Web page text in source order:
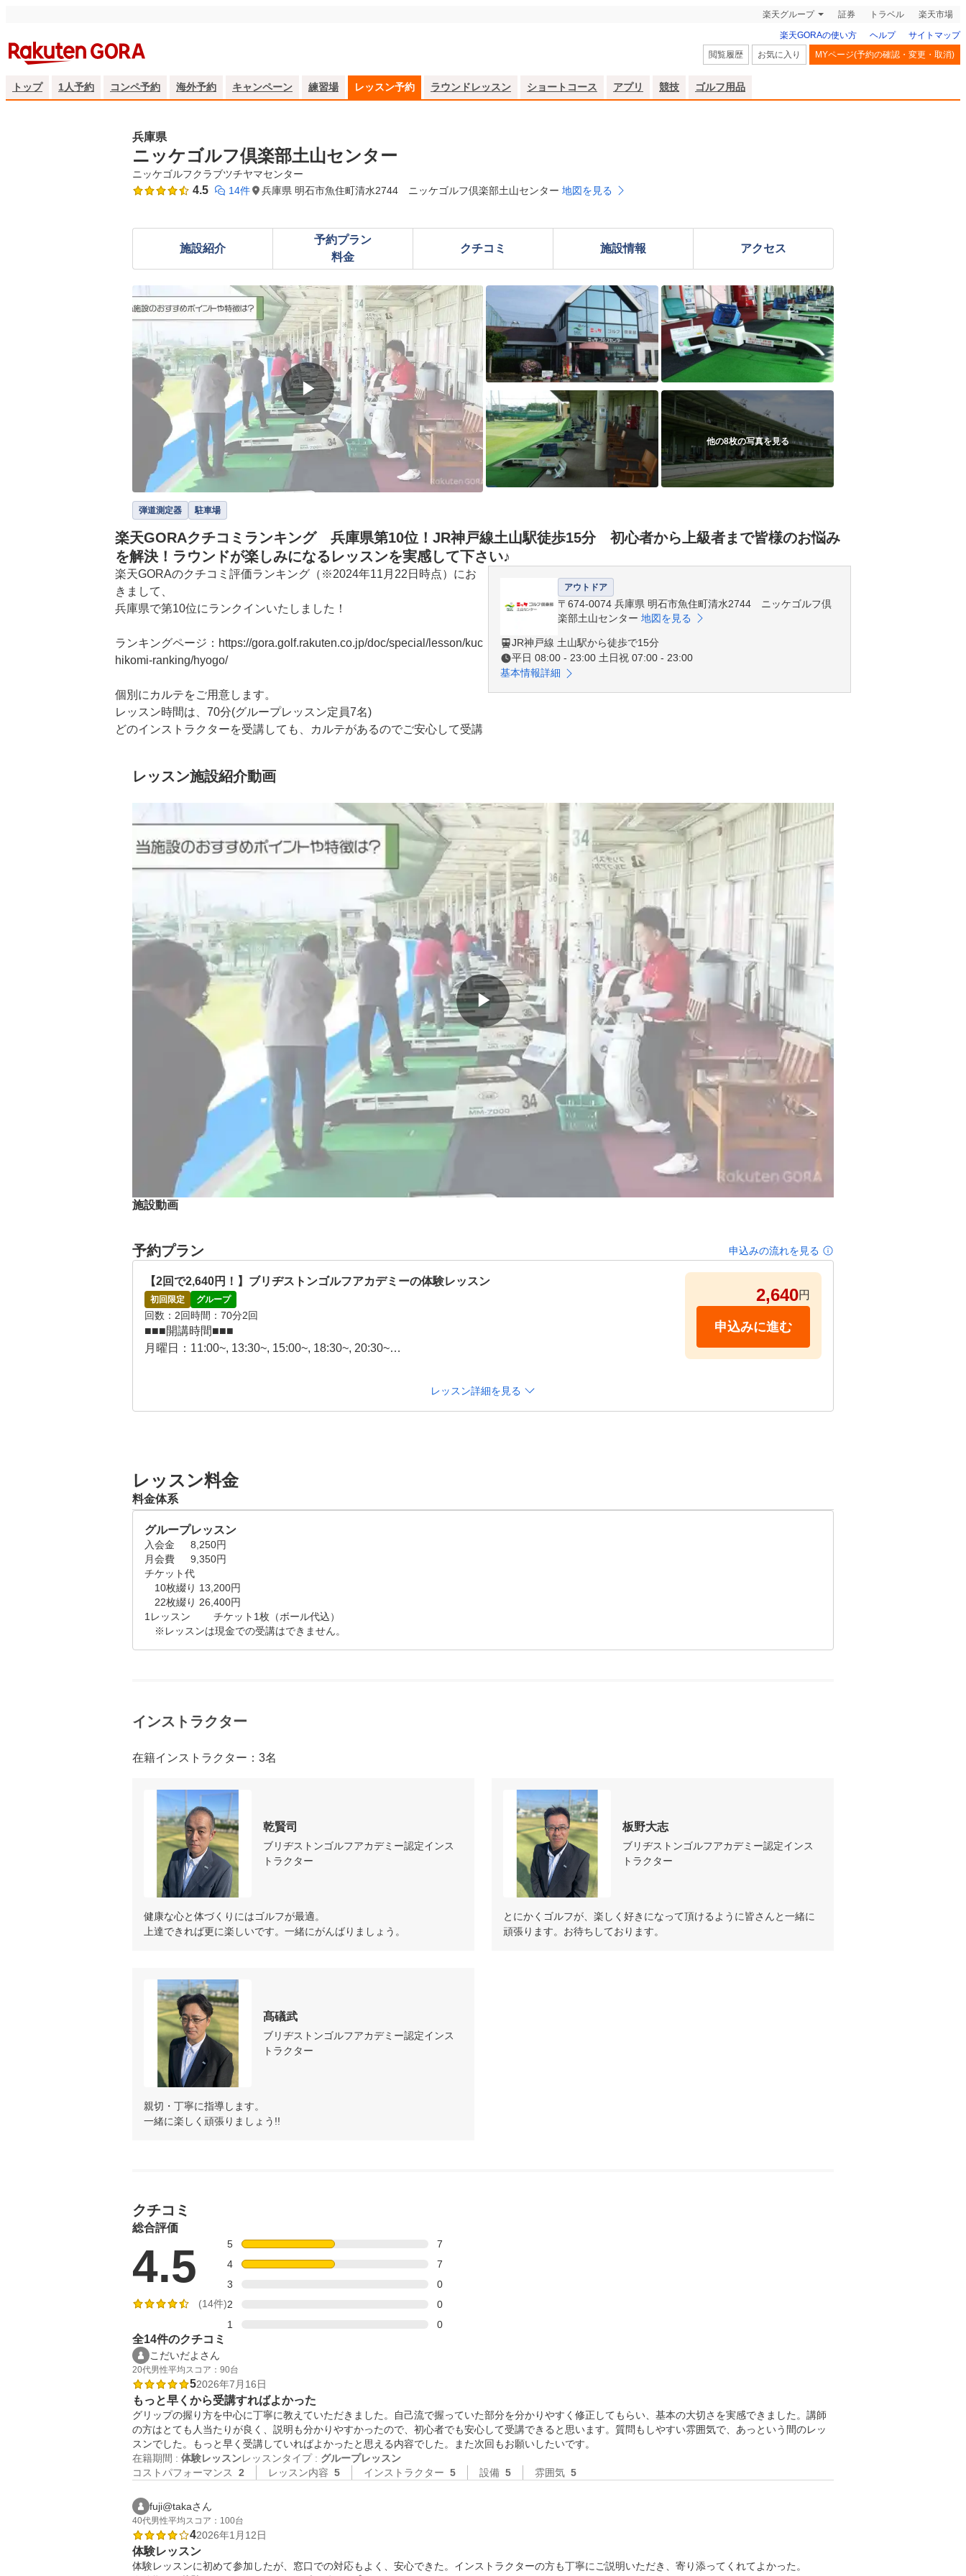
楽天グループ 証券 トラベル 楽天市場
楽天GORAの使い方 ヘルプ
サイトマップ
閲覧履歴
お気に入り MYページ(予約の確認・変更・取消)
トップ 1人予約 コンペ予約 海外予約 キャンペーン 練習場 レッスン予約 ラウンドレッスン ショートコース アプリ 競技 ゴルフ用品
兵庫県
ニッケゴルフ倶楽部土山センター
ニッケゴルフクラブツチヤマセンター
4.5 14件 兵庫県 明石市魚住町清水2744 ニッケゴルフ倶楽部土山センター 地図を見る
施設紹介
予約プラン
料金
クチコミ 施設情報 アクセス
▶
他の8枚の写真を見る
弾道測定器 駐車場
楽天GORAクチコミランキング 兵庫県第10位！JR神戸線土山駅徒歩15分 初心者から上級者まで皆様のお悩み
を解決！ラウンドが楽しみになるレッスンを実感して下さい♪
楽天GORAのクチコミ評価ランキング（※2024年11月22日時点）にお
きまして、
兵庫県で第10位にランクインいたしました！
ランキングページ：https://gora.golf.rakuten.co.jp/doc/special/lesson/kuc
hikomi-ranking/hyogo/
個別にカルテをご用意します。
レッスン時間は、70分(グループレッスン定員7名)
どのインストラクターを受講しても、カルテがあるのでご安心して受講
アウトドア
〒674-0074 兵庫県 明石市魚住町清水2744 ニッケゴルフ倶
楽部土山センター 地図を見る
JR神戸線 土山駅から徒歩で15分
平日 08:00 - 23:00 土日祝 07:00 - 23:00
基本情報詳細
レッスン施設紹介動画
▶
施設動画
予約プラン 申込みの流れを見る
【2回で2,640円！】ブリヂストンゴルフアカデミーの体験レッスン
初回限定 グループ
回数 2回時間 70分2回
■■■開講時間■■■
月曜日：11:00~, 13:30~, 15:00~, 18:30~, 20:30~
■■■レッスンの流れ■■■
プロセス1：初回カウンセリング＆スイングチェック
経験者の場合は、インストラクターがあなたのスイングをチェックして
カルテに記入します。クラブを握るのがはじめての場合は、スポーツ経験や
コースデビューしたい時期などをお伺いして、方針を決めていきます。
プロセス2：ビデオ撮影・スイング解析
科学の目であなたのスイングを捉えます。
プロセス3：課題の確認・目標設定
つまり、それだけあなたの上達も速くなります。
プロセス4：個別メニュー作成
あなたの目標を達成するために最適な10回分の
レッスン内容をインストラクターが親身になって作成します。
プロセス5：個別メニューの実践
後は実践あるのみです。
あなただけのメニューに従ってインストラクターと
繰り返しレッスン、体に大切な動きを覚えさせていきます。
レッスン詳細を見る
2,640円
申込みに進む
レッスン料金
料金体系
グループレッスン
入会金	8,250円
月会費	9,350円
チケット代
10枚綴り 13,200円
22枚綴り 26,400円
1レッスン	チケット1枚（ボール代込）
インストラクター
在籍インストラクター：3名
乾賢司
ブリヂストンゴルフアカデミー認定インス
トラクター
健康な心と体づくりにはゴルフが最適。
上達できれば更に楽しいです。一緒にがんばりましょう。
板野大志
ブリヂストンゴルフアカデミー認定インス
トラクター
とにかくゴルフが、楽しく好きになって頂けるように皆さんと一緒に
頑張ります。お待ちしております。
髙礒武
ブリヂストンゴルフアカデミー認定インス
トラクター
親切・丁寧に指導します。
一緒に楽しく頑張りましょう!!
クチコミ
総合評価
4.5
(14件)
5
7
4
7
3
0
2
0
1
0
全14件のクチコミ
こだいだよさん
20代男性平均スコア：90台
52026年7月16日
もっと早くから受講すればよかった
グリップの握り方を中心に丁寧に教えていただきました。自己流で握っていた部分を分かりやすく修正してもらい、基本の大切さを実感できました。講師
の方はとても人当たりが良く、説明も分かりやすかったので、初心者でも安心して受講できると思います。質問もしやすい雰囲気で、あっという間のレッ
スンでした。もっと早く受講していればよかったと思える内容でした。また次回もお願いしたいです。
在籍期間 : 体験レッスンレッスンタイプ : グループレッスン
コストパフォーマンス
2 レッスン内容 5 インストラクター 5 設備 5 雰囲気 5
fuji@takaさん
40代男性平均スコア：100台
42026年1月12日
体験レッスン
体験レッスンに初めて参加したが、窓口での対応もよく、安心できた。インストラクターの方も丁寧にご説明いただき、寄り添ってくれてよかった。